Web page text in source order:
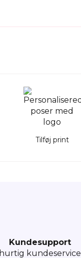
Tilføj print
Kundesupport
hurtig kundeservice